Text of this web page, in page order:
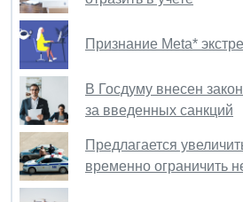
Признание Meta*
В Госдуму внесен
за введенных санкций
Предлагается
временно ограничить